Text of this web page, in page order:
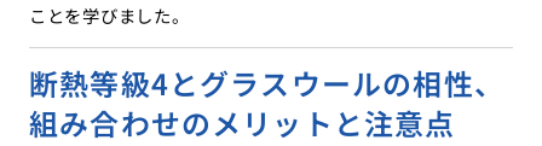
ことを学びました。
断熱等級4とグラスウールの相性、
組み合わせのメリットと注意点